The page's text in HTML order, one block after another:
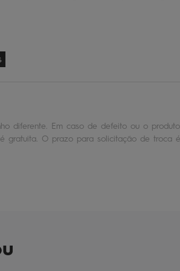
diferente. Em caso de defeito ou o produto
gratuita. O prazo para solicitação de troca